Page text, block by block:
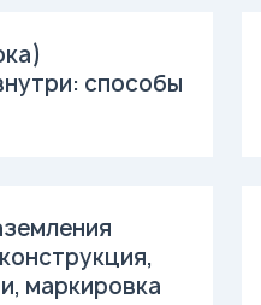
способы
маркировка